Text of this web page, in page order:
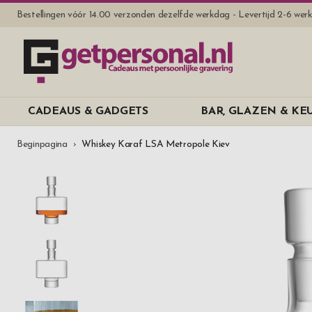
Bestellingen vóór 14.00 verzonden dezelfde werkdag - Levertijd 2-6
CADEAUS & GADGETS BAR, GLAZEN &
Beginpagina Whiskey Karaf LSA Metropole Kiev